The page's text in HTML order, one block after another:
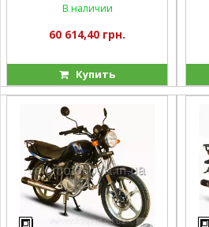
В наличии
60 614,40 грн.
Купить